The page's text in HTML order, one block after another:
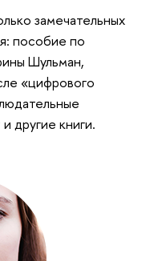
замечательных
пособие по
Шульман,
«цифрового
другие книги.